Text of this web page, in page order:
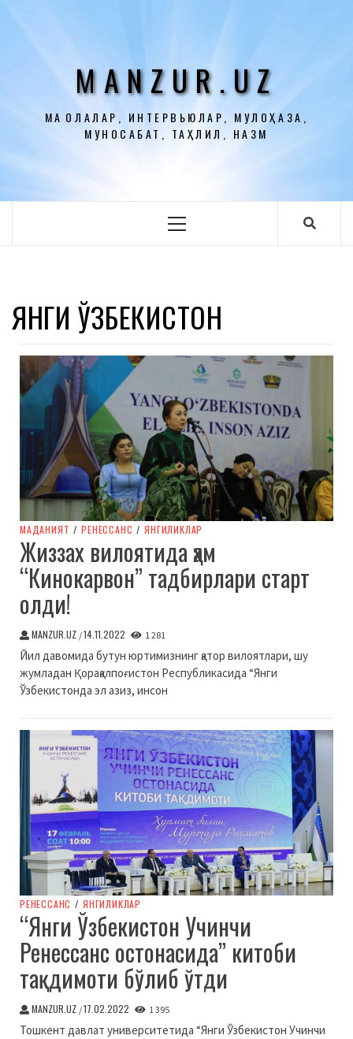
MANZUR.UZ
МАҚОЛАЛАР, ИНТЕРВЬЮЛАР, МУЛОҲАЗА,
МУНОСАБАТ, ТАҲЛИЛ, НАЗМ
меню
ЯНГИ ЎЗБЕКИСТОН
МАДАНИЯТ / РЕНЕССАНС / ЯНГИЛИКЛАР
Жиззах вилоятида ҳам
“Кинокарвон” тадбирлари старт
олди!
MANZUR.UZ /14.11.2022 1 281
Йил давомида бутун юртимизнинг қатор вилоятлари, шу
жумладан Қорақалпоғистон Республикасида “Янги
Ўзбекистонда эл азиз, инсон
РЕНЕССАНС / ЯНГИЛИКЛАР
“Янги Ўзбекистон Учинчи
Ренессанс остонасида” китоби
тақдимоти бўлиб ўтди
MANZUR.UZ /17.02.2022 1 395
Тошкент давлат университетида “Янги Ўзбекистон Учинчи